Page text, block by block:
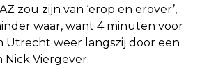
zou zijn van ‘erop en erover’,
waar, want 4 minuten voor
Utrecht weer langszij door een
Viergever.